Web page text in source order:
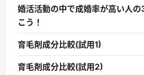
婚活活動の中で成婚率が高い人
こう！
育毛剤成分比較(試用1)
育毛剤成分比較(試用2)